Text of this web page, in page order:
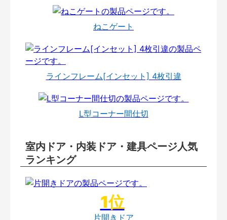
ねこゲート
ラインフレーム[インセット] 4枚引違
L型コーナー間仕切
室内ドア・内装ドア・建具ページ人気
ランキング
片開きドア